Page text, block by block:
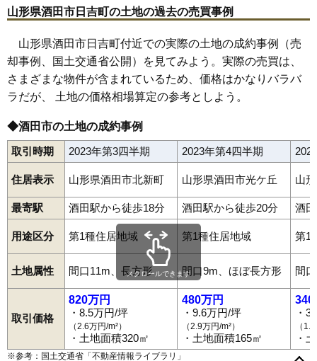
61 大町 4.2万円 519万円 0.1%
62 砂越緑町 3.9万円 368万円 -6.0%
63 市条 3.9万円 439万円 -2.0%
64 松美町 3.6万円 2,151万円 8.7%
65 飛鳥 3.3万円 399万円
66 藤塚 3.3万円
67 広野 3.2万円 282万円 -7.3%
68 本楯 3.2万円 298万円 1.6%
69 京田 3.1万円 1,898万円 4.3%
70 穂積 3.1万円 250万円 -3.3%
3.0万円
2.9万円
73 砂越 2.8万円 325万円 -12.4%
74 坂野辺新田 2.8万円 265万円 -7.6%
北仁田 285万円 -8.1%
漆曽根 240万円 -8.5%
77 楢橋 2.4万円 82万円 -15.8%
山形県酒田市日吉町の土地の過去の売買事例
山形県酒田市日吉町付近での実際の土地の成約事例（売
却事例、国土交通省公開）を見てみよう。実際の売買は、
さまざまな物件が含まれているため、価格はかなりバラバ
ラだが、 土地の価格相場算定の参考としよう。
◆酒田市の土地の成約事例
取引時期 2023年第3四半期 2023年第4四半期
住居表示 山形県酒田市北新町 山形県酒田市光ケ丘 山
最寄駅 酒田駅から徒歩18分 酒田駅から徒歩20分 酒
用途区分 第1種住居地域 第1種住居地域 第1
土地属性 間口11m、長方形 間口9m、ほぼ長方形 間
取引価格
820万円
・8.5万円/坪
（2.6万円/m²）
・土地面積320㎡
480万円
・9.6万円/坪
（2.9万円/m²）
・土地面積165㎡
340
・
（
・
スクロールできます
※参考：国土交通省「不動産情報ライブラリ 」
相生町 あきほ町曙町旭新町 飯森山泉町市条
駅東 大町大宮町上野曽根 上本町上安町亀ケ崎観音寺
北仁田北新橋北新町北千日町京田黒森こあら小泉広栄町